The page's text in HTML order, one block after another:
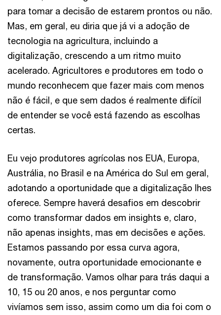
para tomar a decisão de estarem prontos ou não.
Mas, em geral, eu diria que já vi a adoção de
tecnologia na agricultura, incluindo a
digitalização, crescendo a um ritmo muito
acelerado. Agricultores e produtores em todo o
mundo reconhecem que fazer mais com menos
não é fácil, e que sem dados é realmente difícil
de entender se você está fazendo as escolhas
certas.
Eu vejo produtores agrícolas nos EUA, Europa,
Austrália, no Brasil e na América do Sul em geral,
adotando a oportunidade que a digitalização lhes
oferece. Sempre haverá desafios em descobrir
como transformar dados em insights e, claro,
não apenas insights, mas em decisões e ações.
Estamos passando por essa curva agora,
novamente, outra oportunidade emocionante e
de transformação. Vamos olhar para trás daqui a
10, 15 ou 20 anos, e nos perguntar como
vivíamos sem isso, assim como um dia foi com o